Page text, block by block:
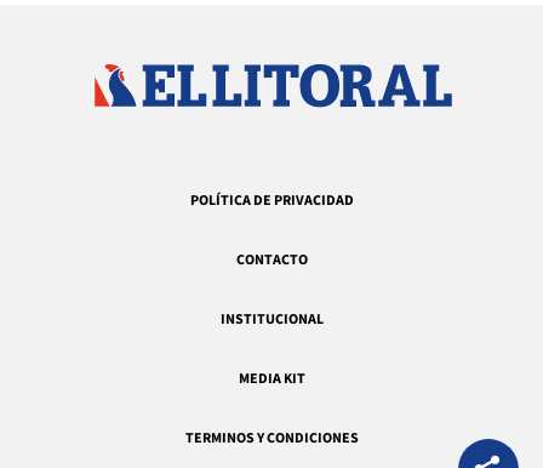
POLÍTICA DE PRIVACIDAD
CONTACTO
INSTITUCIONAL
MEDIA KIT
TERMINOS Y CONDICIONES